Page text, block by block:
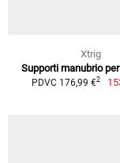
Xtrig
Supporti manubrio
PDVC 176,99 €2